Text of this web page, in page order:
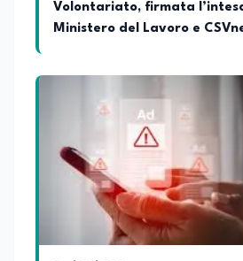
Volontariato, firmata
Ministero del Lavoro e